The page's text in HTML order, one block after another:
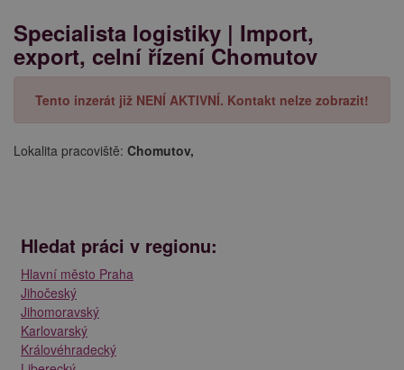
Specialista logistiky | Import,
export, celní řízení Chomutov
Tento inzerát již NENÍ AKTIVNÍ. Kontakt nelze zobrazit!
Lokalita pracoviště: Chomutov,
Hledat práci v regionu:
Hlavní město Praha
Jihočeský
Jihomoravský
Karlovarský
Královéhradecký